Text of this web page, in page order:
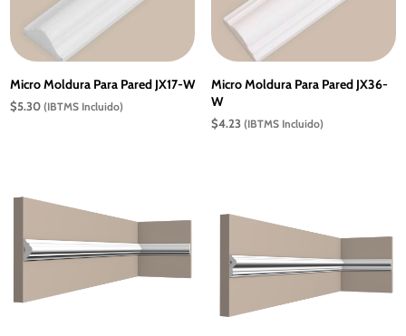
Micro Moldura Para Pared JX17-W
$5.30 (IBTMS Incluido)
Micro Moldura Para Pared JX36-
W
$4.23 (IBTMS Incluido)